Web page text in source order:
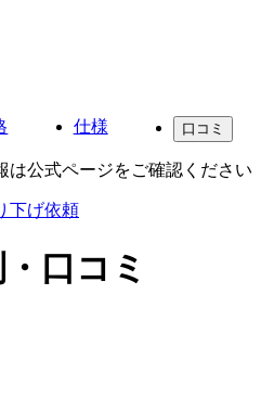
仕様 口コミ
は公式ページをご確認ください
下げ依頼
口コミ